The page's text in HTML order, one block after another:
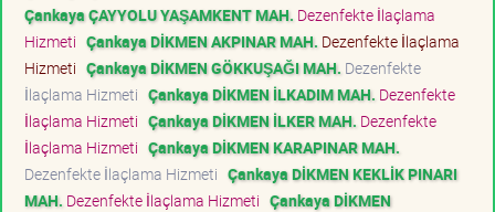
Çankaya ÇAYYOLU YAŞAMKENT MAH. Dezenfekte İlaçlama
Hizmeti Çankaya DİKMEN AKPINAR MAH. Dezenfekte İlaçlama
Hizmeti Çankaya DİKMEN GÖKKUŞAĞI MAH. Dezenfekte
İlaçlama Hizmeti Çankaya DİKMEN İLKADIM MAH. Dezenfekte
İlaçlama Hizmeti Çankaya DİKMEN İLKER MAH. Dezenfekte
İlaçlama Hizmeti Çankaya DİKMEN KARAPINAR MAH.
Dezenfekte İlaçlama Hizmeti Çankaya DİKMEN KEKLİK PINARI
MAH. Dezenfekte İlaçlama Hizmeti Çankaya DİKMEN